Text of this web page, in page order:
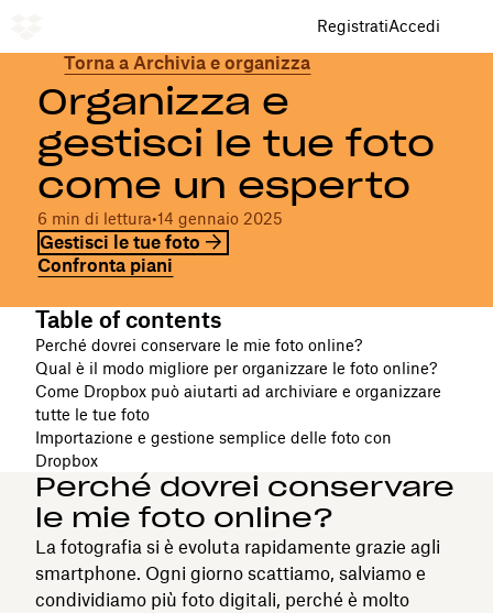
RegistratiAccedi
Torna a Archivia e organizza
Organizza e
gestisci le tue foto
come un esperto
6 min di lettura•14 gennaio 2025
Gestisci le tue foto
Confronta piani
Table of contents
Perché dovrei conservare le mie foto online?
Qual è il modo migliore per organizzare le foto online?
Come Dropbox può aiutarti ad archiviare e organizzare
tutte le tue foto
Importazione e gestione semplice delle foto con
Dropbox
Perché dovrei conservare
le mie foto online?
La fotografia si è evoluta rapidamente grazie agli
smartphone. Ogni giorno scattiamo, salviamo e
condividiamo più foto digitali, perché è molto